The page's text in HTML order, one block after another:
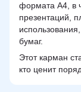
формата A4, в
презентаций,
бумаг.
Этот карман
кто ценит